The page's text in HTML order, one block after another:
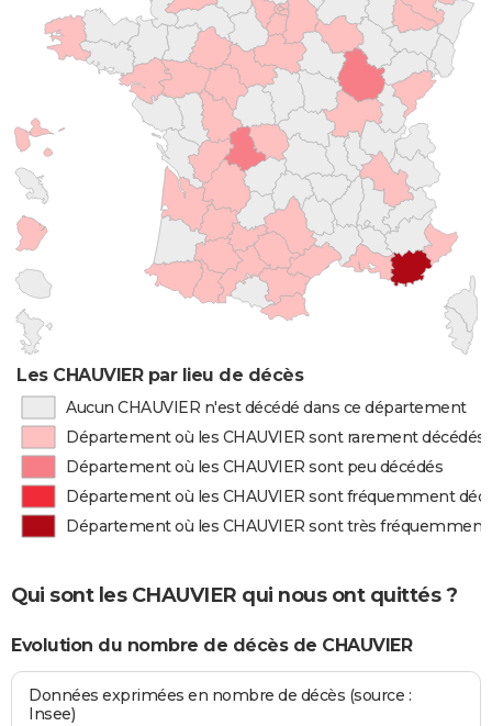
Les CHAUVIER par lieu de décès
Aucun CHAUVIER n'est décédé dans ce département
Département où les CHAUVIER sont rarement décédés
Département où les CHAUVIER sont peu décédés
Département où les CHAUVIER sont fréquemment
Département où les CHAUVIER sont très fréquemment
Qui sont les CHAUVIER qui nous ont quittés ?
Evolution du nombre de décès de CHAUVIER
Données exprimées en nombre de décès (source :
Insee)